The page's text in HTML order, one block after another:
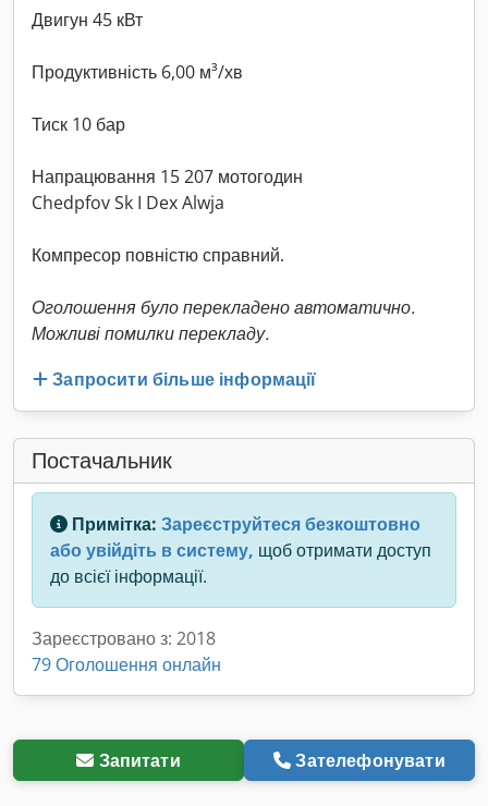
Двигун 45 кВт
Продуктивність 6,00 м³/хв
Тиск 10 бар
Напрацювання 15 207 мотогодин
Chedpfov Sk I Dex Alwja
Компресор повністю справний.
Оголошення було перекладено автоматично.
Можливі помилки перекладу.
Запросити більше інформації
Постачальник
Примітка: Зареєструйтеся безкоштовно
або увійдіть в систему, щоб отримати доступ
до всієї інформації.
Зареєстровано з: 2018
79 Оголошення онлайн
Запитати Зателефонувати